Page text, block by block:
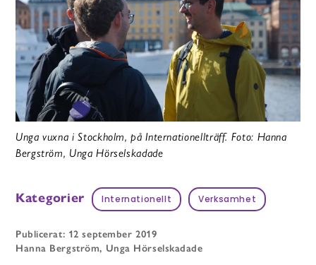
Unga vuxna i Stockholm, på Internationellträff. Foto: Hanna
Bergström, Unga Hörselskadade
Kategorier Internationellt Verksamhet
Publicerat: 12 september 2019
Hanna Bergström, Unga Hörselskadade